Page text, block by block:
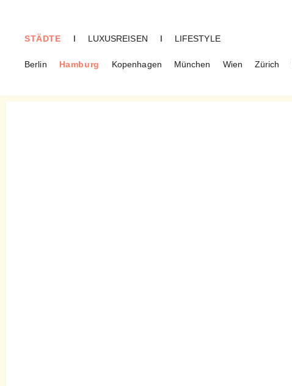
STÄDTE
Berlin Hamburg Kopenhagen München Wien Zürich
I LUXUSREISEN I LIFESTYLE